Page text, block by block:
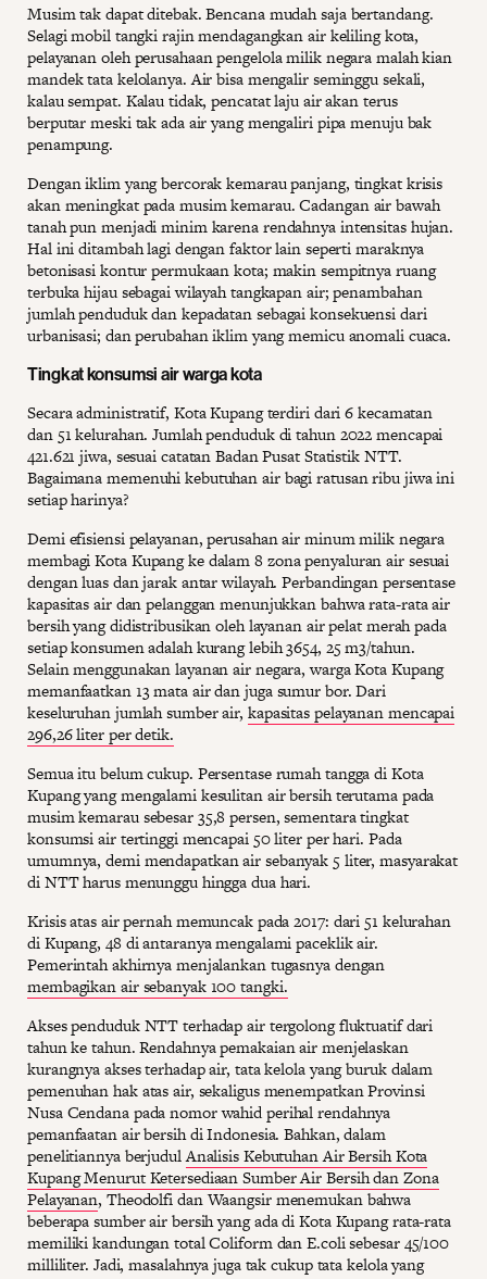
Musim tak dapat ditebak. Bencana mudah saja bertandang.
Selagi mobil tangki rajin mendagangkan air keliling kota,
pelayanan oleh perusahaan pengelola milik negara malah kian
mandek tata kelolanya. Air bisa mengalir seminggu sekali,
kalau sempat. Kalau tidak, pencatat laju air akan terus
berputar meski tak ada air yang mengaliri pipa menuju bak
penampung.
Dengan iklim yang bercorak kemarau panjang, tingkat krisis
akan meningkat pada musim kemarau. Cadangan air bawah
tanah pun menjadi minim karena rendahnya intensitas hujan.
Hal ini ditambah lagi dengan faktor lain seperti maraknya
betonisasi kontur permukaan kota; makin sempitnya ruang
terbuka hijau sebagai wilayah tangkapan air; penambahan
jumlah penduduk dan kepadatan sebagai konsekuensi dari
urbanisasi; dan perubahan iklim yang memicu anomali cuaca.
Tingkat konsumsi air warga kota
Secara administratif, Kota Kupang terdiri dari 6 kecamatan
dan 51 kelurahan. Jumlah penduduk di tahun 2022 mencapai
421.621 jiwa, sesuai catatan Badan Pusat Statistik NTT.
Bagaimana memenuhi kebutuhan air bagi ratusan ribu jiwa ini
setiap harinya?
Demi efisiensi pelayanan, perusahan air minum milik negara
membagi Kota Kupang ke dalam 8 zona penyaluran air sesuai
dengan luas dan jarak antar wilayah. Perbandingan persentase
kapasitas air dan pelanggan menunjukkan bahwa rata-rata air
bersih yang didistribusikan oleh layanan air pelat merah pada
setiap konsumen adalah kurang lebih 3654, 25 m3/tahun.
Selain menggunakan layanan air negara, warga Kota Kupang
memanfaatkan 13 mata air dan juga sumur bor. Dari
keseluruhan jumlah sumber air, kapasitas pelayanan mencapai
296,26 liter per detik.
Semua itu belum cukup. Persentase rumah tangga di Kota
Kupang yang mengalami kesulitan air bersih terutama pada
musim kemarau sebesar 35,8 persen, sementara tingkat
konsumsi air tertinggi mencapai 50 liter per hari. Pada
umumnya, demi mendapatkan air sebanyak 5 liter, masyarakat
di NTT harus menunggu hingga dua hari.
Krisis atas air pernah memuncak pada 2017: dari 51 kelurahan
di Kupang, 48 di antaranya mengalami paceklik air.
Pemerintah akhirnya menjalankan tugasnya dengan
membagikan air sebanyak 100 tangki.
Akses penduduk NTT terhadap air tergolong fluktuatif dari
tahun ke tahun. Rendahnya pemakaian air menjelaskan
kurangnya akses terhadap air, tata kelola yang buruk dalam
pemenuhan hak atas air, sekaligus menempatkan Provinsi
Nusa Cendana pada nomor wahid perihal rendahnya
pemanfaatan air bersih di Indonesia. Bahkan, dalam
penelitiannya berjudulAnalisis Kebutuhan Air Bersih Kota
Kupang Menurut Ketersediaan Sumber Air Bersih dan Zona
Pelayanan, Theodolfi dan Waangsir menemukan bahwa
beberapa sumber air bersih yang ada di Kota Kupang rata-rata
memiliki kandungan total Coliform dan E.coli sebesar 45/100
milliliter. Jadi, masalahnya juga tak cukup tata kelola yang